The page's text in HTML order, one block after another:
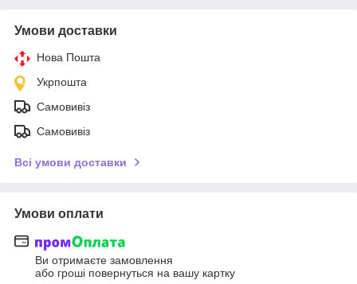
Умови доставки
Нова Пошта
Укрпошта
Самовивіз
Самовивіз
Всі умови доставки
Умови оплати
Ви отримаєте замовлення
або гроші повернуться на вашу картку